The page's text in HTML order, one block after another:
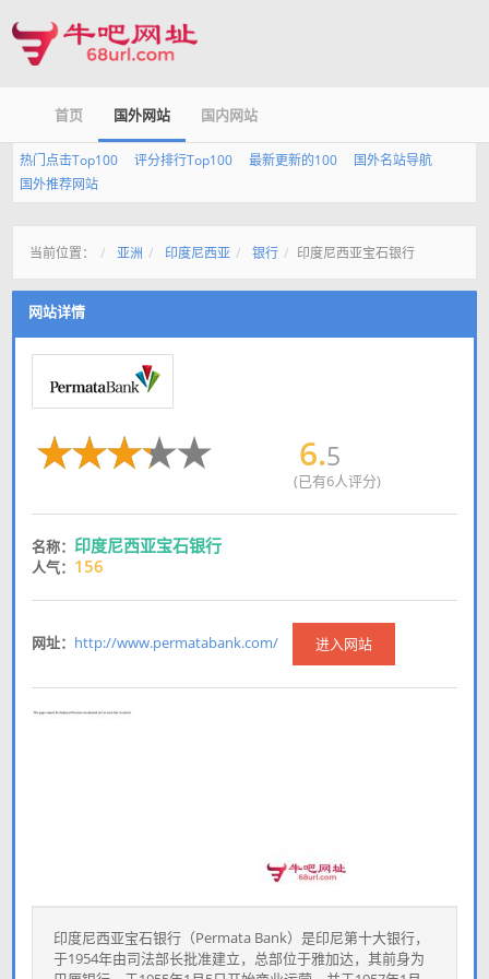
首页 国外网站 国内网站
热门点击Top100 评分排行Top100 最新更新的100
国外名站导航
国外推荐网站
当前位置： 亚洲 印度尼西亚 银行 印度尼西亚宝石银行
网站详情
6.5
(已有6人评分)
名称： 印度尼西亚宝石银行
人气： 156
网址： http://www.permatabank.com/ 进入网站
印度尼西亚宝石银行（Permata Bank）是印尼第十大银行，
于1954年由司法部长批准建立，总部位于雅加达，其前身为